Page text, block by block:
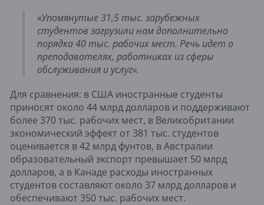
«Упомянутые 31,5 тыс. зарубежных
студентов загрузили нам дополнительно
порядка 40 тыс. рабочих мест. Речь идет о
преподавателях, работниках из сферы
обслуживания и услуг».
Для сравнения: в США иностранные студенты
приносят около 44 млрд долларов и поддерживают
более 370 тыс. рабочих мест, в Великобритании
экономический эффект от 381 тыс. студентов
оценивается в 42 млрд фунтов, в Австралии
образовательный экспорт превышает 50 млрд
долларов, а в Канаде расходы иностранных
студентов составляют около 37 млрд долларов и
обеспечивают 350 тыс. рабочих мест.